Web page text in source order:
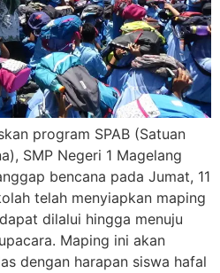
program SPAB (Satuan
SMP Negeri 1 Magelang
bencana pada Jumat, 11
telah menyiapkan maping
dilalui hingga menuju
Maping ini akan
dengan harapan siswa hafal